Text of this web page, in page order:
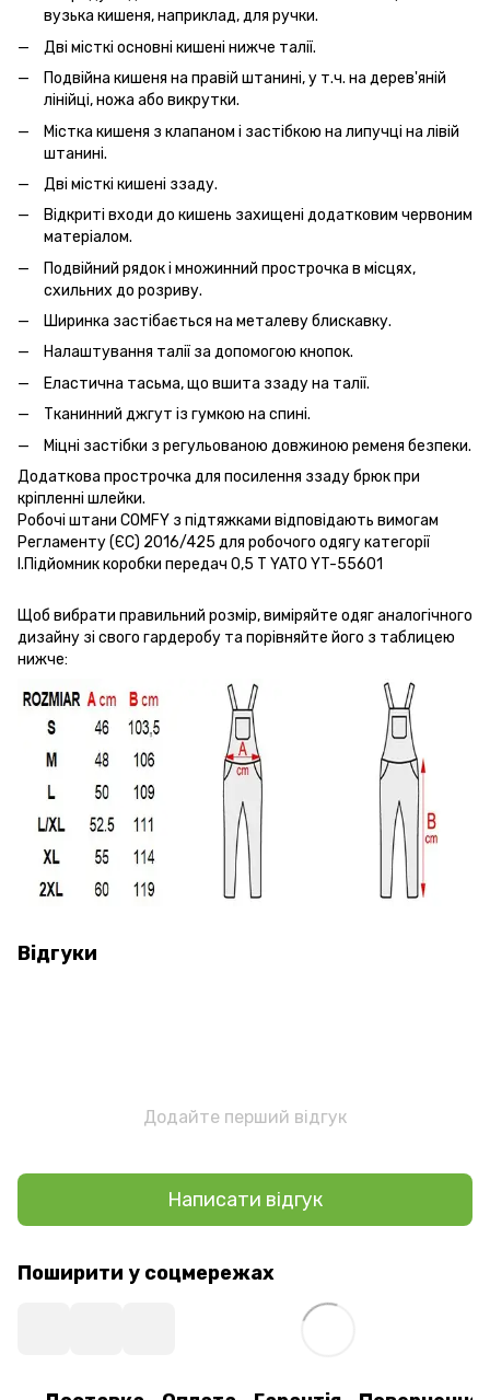
вузька кишеня, наприклад, для ручки.
Дві місткі основні кишені нижче талії.
Подвійна кишеня на правій штанині, у т.ч. на дерев'яній
лінійці, ножа або викрутки.
Містка кишеня з клапаном і застібкою на липучці на лівій
штанині.
Дві місткі кишені ззаду.
Відкриті входи до кишень захищені додатковим червоним
матеріалом.
Подвійний рядок і множинний прострочка в місцях,
схильних до розриву.
Ширинка застібається на металеву блискавку.
Налаштування талії за допомогою кнопок.
Еластична тасьма, що вшита ззаду на талії.
Тканинний джгут із гумкою на спині.
Міцні застібки з регульованою довжиною ременя безпеки.
Додаткова прострочка для посилення ззаду брюк при
кріпленні шлейки.
Робочі штани COMFY з підтяжками відповідають вимогам
Регламенту (ЄС) 2016/425 для робочого одягу категорії
I.Підйомник коробки передач 0,5 Т YATO YT-55601
Щоб вибрати правильний розмір, виміряйте одяг аналогічного
дизайну зі свого гардеробу та порівняйте його з таблицею
нижче:
Відгуки
Додайте перший відгук
Написати відгук
Поширити у соцмережах